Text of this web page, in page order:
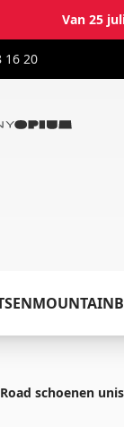
Van 25
16 20
Road schoenen